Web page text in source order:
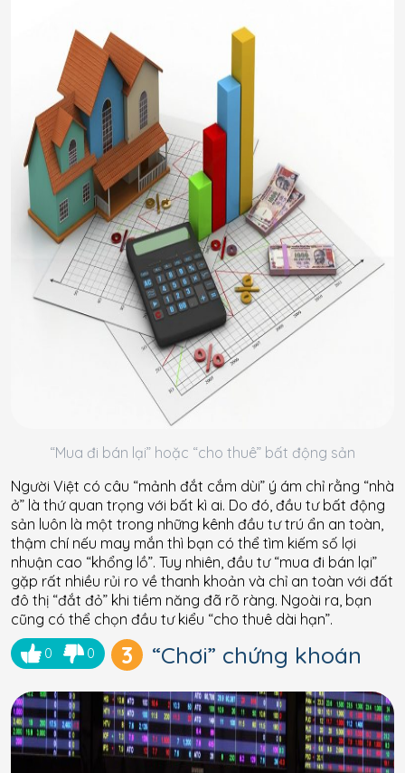
“Mua đi bán lại” hoặc “cho thuê” bất động sản
Người Việt có câu “mảnh đắt cắm dùi” ý ám chỉ rằng “nhà
ở” là thứ quan trọng với bất kì ai. Do đó, đầu tư bất động
sản luôn là một trong những kênh đầu tư trú ẩn an toàn,
thậm chí nếu may mắn thì bạn có thể tìm kiếm số lợi
nhuận cao “khổng lồ”. Tuy nhiên, đầu tư “mua đi bán lại”
gặp rất nhiều rủi ro về thanh khoản và chỉ an toàn với đất
đô thị “đắt đỏ” khi tiềm năng đã rõ ràng. Ngoài ra, bạn
cũng có thể chọn đầu tư kiểu “cho thuê dài hạn”.
0 0 3 “Chơi” chứng khoán